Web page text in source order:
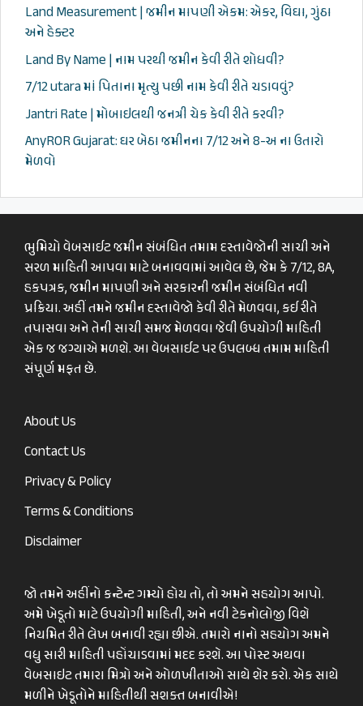
Land Measurement | જમીન માપણી એકમ: એકર, વિઘા, ગુંઠા
અને હેક્ટર
Land By Name | નામ પરથી જમીન કેવી રીતે શોધવી?
7/12 utara માં પિતાના મૃત્યુ પછી નામ કેવી રીતે ચડાવવું?
Jantri Rate | મોબાઇલથી જનત્રી ચેક કેવી રીતે કરવી?
AnyROR Gujarat: ઘર બેઠા જમીનના 7/12 અને 8-અ ના ઉતારો
મેળવો
ભુમિયો વેબસાઈટ જમીન સંબંધિત તમામ દસ્તાવેજોની સાચી અને
સરળ માહિતી આપવા માટે બનાવવામાં આવેલ છે, જેમ કે 7/12, 8A,
હકપત્રક, જમીન માપણી અને સરકારની જમીન સંબંધિત નવી
પ્રક્રિયા. અહીં તમને જમીન દસ્તાવેજો કેવી રીતે મેળવવા, કઈ રીતે
તપાસવા અને તેની સાચી સમજ મેળવવા જેવી ઉપયોગી માહિતી
એક જ જગ્યાએ મળશે. આ વેબસાઈટ પર ઉપલબ્ધ તમામ માહિતી
સંપૂર્ણ મફત છે.
About Us
Contact Us
Privacy & Policy
Terms & Conditions
Disclaimer
જો તમને અહીંનો કન્ટેન્ટ ગમ્યો હોય તો, તો અમને સહયોગ આપો.
અમે ખેડૂતો માટે ઉપયોગી માહિતી, અને નવી ટેકનોલોજી વિશે
નિયમિત રીતે લેખ બનાવી રહ્યા છીએ. તમારો નાનો સહયોગ અમને
વધુ સારી માહિતી પહોંચાડવામાં મદદ કરશે. આ પોસ્ટ અથવા
વેબસાઇટ તમારા મિત્રો અને ઓળખીતાઓ સાથે શેર કરો. એક સાથે
મળીને ખેડૂતોને માહિતીથી સશક્ત બનાવીએ!